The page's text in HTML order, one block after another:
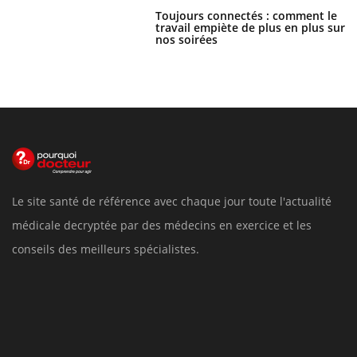
Toujours connectés : comment le
travail empiète de plus en plus sur
nos soirées
Le site santé de référence avec chaque jour toute l'actualité
médicale decryptée par des médecins en exercice et les
conseils des meilleurs spécialistes.